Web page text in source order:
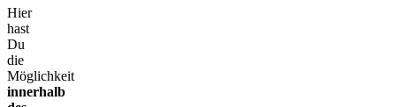
Hier
hast
Du
die
Möglichkeit
innerhalb